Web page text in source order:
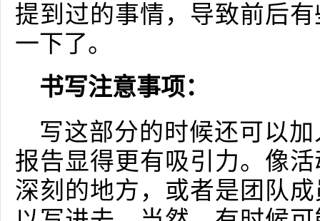
提到过的事情，导致前后
一下了。
书写注意事项：
写这部分的时候还可以
报告显得更有吸引力。像
深刻的地方，或者是团队